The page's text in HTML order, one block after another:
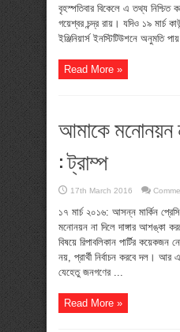
বৃহস্পতিবার বিকেলে এ তথ্য নিশ্চিত
গয়েশ্বর চন্দ্র রায়। যদিও ১৯ মার্চ
ইঞ্জিনিয়ার্স ইনস্টিটিউশনে অনুমতি
Read More »
আমাকে মনোনয়ন
: ট্রাম্প
17th March 2016
১৭ মার্চ ২০১৬: আসন্ন মার্কিন
মনোনয়ন না দিলে দাঙ্গার আশঙ্কা
বিষয়ে রিপাবলিকান পার্টির
নয়, প্রার্থী নির্বাচন করবে দল। আর
যেহেতু জনগণের ...
Read More »